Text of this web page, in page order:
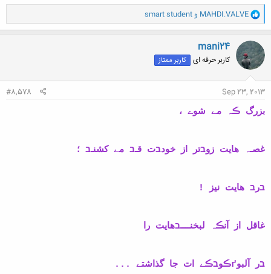
و
ا
ک
ن
ش
ه
ا
MAHDI.VALVE وsmart student
mani24
کاربر حرفه ای کاربر ممتاز
Sep 23, 2013
#8,578
بزرگ ڪہ مے شوے ،
غصـہ هایت زوבتر از خودבت قـב مے کشنـב ؛
בرב هایت نیز !
غاقل از آنڪہ لبخنــــבهایت را
בر آلبوґڪوבڪے ات جا گذاشتے ...